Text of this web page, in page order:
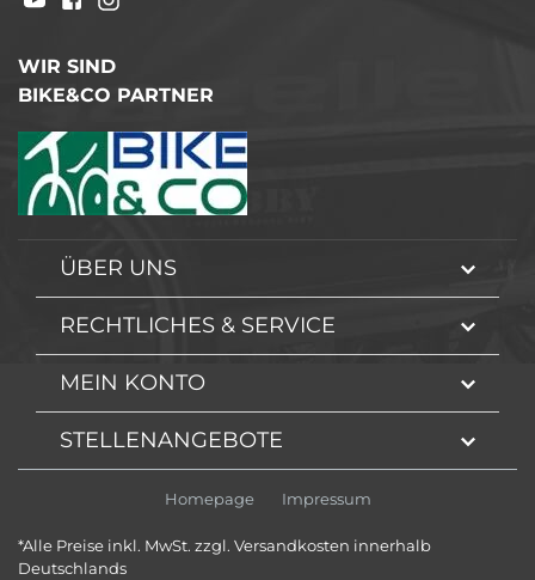
WIR SIND
BIKE&CO PARTNER
ÜBER UNS
RECHTLICHES & SERVICE
MEIN KONTO
STELLENANGEBOTE
Homepage Impressum
*Alle Preise inkl. MwSt. zzgl. Versandkosten innerhalb
Deutschlands